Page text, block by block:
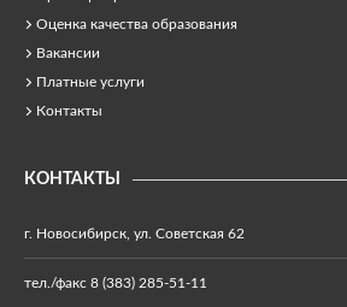
Оценка качества образования
Вакансии
Платные услуги
Контакты
КОНТАКТЫ
г. Новосибирск, ул. Советская 62
тел./факс 8 (383) 285-51-11